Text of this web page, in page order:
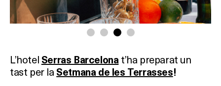
L’hotel Serras Barcelona t’ha preparat un
tast perla Setmana de les Terrasses!